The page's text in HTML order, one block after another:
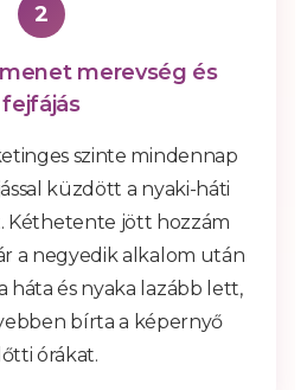
2
merevség és
fejfájás
szinte mindennap
küzdött a nyaki-háti
Kéthetente jött hozzám
a negyedik alkalom után
háta és nyaka lazább lett,
bírta a képernyő
órákat.